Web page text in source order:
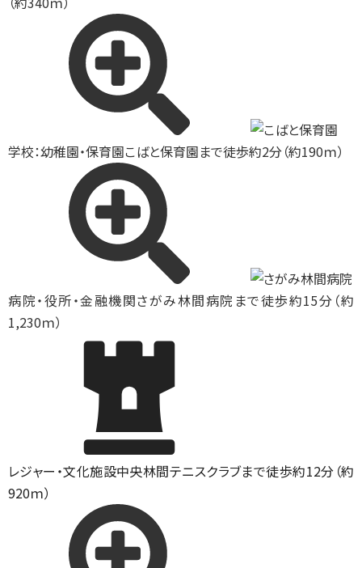
学校：幼稚園・保育園こばと保育園まで徒歩約2分（約190ｍ）
病院・役所・金融機関さがみ林間病院まで徒歩約15分（約
1,230ｍ）
レジャー・文化施設中央林間テニスクラブまで徒歩約12分（約
920ｍ）